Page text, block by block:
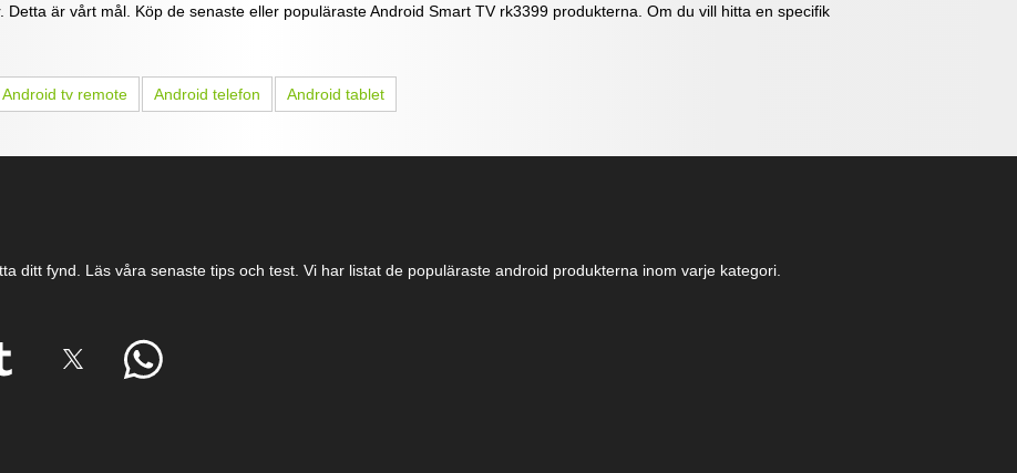
är vårt mål. Köp de senaste eller populäraste Android Smart TV rk3399 produkterna. Om du vill hitta en specifik
Android tv remote Android telefon Android tablet
ditt fynd. Läs våra senaste tips och test. Vi har listat de populäraste android produkterna inom varje kategori.